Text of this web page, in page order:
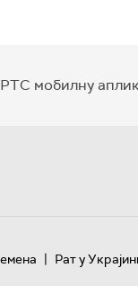
мобилну
| Рат у